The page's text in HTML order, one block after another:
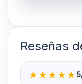
Reseñas
★★★★★